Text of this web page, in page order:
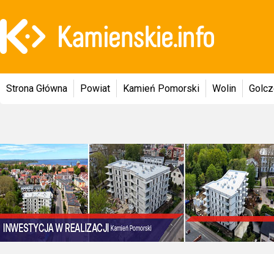
Strona Główna Powiat Kamień Pomorski Wolin